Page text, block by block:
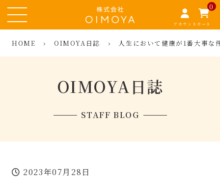
アカウント
0
カート
HOME › OIMOYA日誌 › 人生において健康が1番大事な
OIMOYA日誌
STAFF BLOG
2023年07月28日